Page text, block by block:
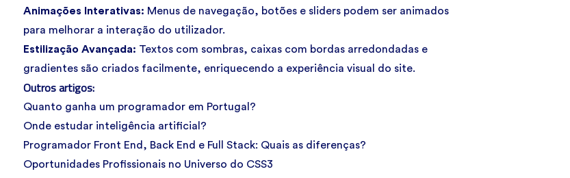
Animações Interativas: Menus de navegação, botões e sliders podem ser animados
para melhorar a interação do utilizador.
Estilização Avançada: Textos com sombras, caixas com bordas arredondadas e
gradientes são criados facilmente, enriquecendo a experiência visual do site.
Outros artigos:
Quanto ganha um programador em Portugal?
Onde estudar inteligência artificial?
Programador Front End, Back End e Full Stack: Quais as diferenças?
Oportunidades Profissionais no Universo do CSS3